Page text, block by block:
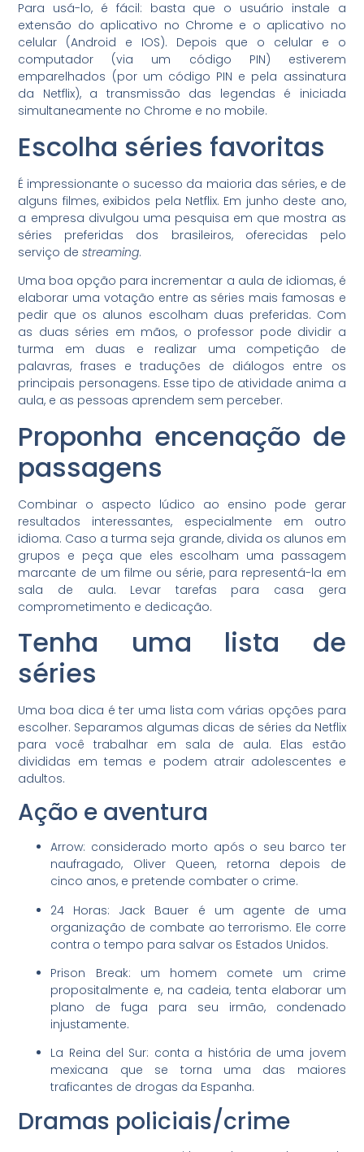
Para usá-lo, é fácil: basta que o usuário instale a
extensão do aplicativo no Chrome e o aplicativo no
celular (Android e IOS). Depois que o celular e o
computador (via um código PIN) estiverem
emparelhados (por um código PIN e pela assinatura
da Netflix), a transmissão das legendas é iniciada
simultaneamente no Chrome e no mobile.
Escolha séries favoritas
É impressionante o sucesso da maioria das séries, e de
alguns filmes, exibidos pela Netflix. Em junho deste ano,
a empresa divulgou uma pesquisa em que mostra as
séries preferidas dos brasileiros, oferecidas pelo
serviço destreaming.
Uma boa opção para incrementar a aula de idiomas, é
elaborar uma votação entre as séries mais famosas e
pedir que os alunos escolham duas preferidas. Com
as duas séries em mãos, o professor pode dividir a
turma em duas e realizar uma competição de
palavras, frases e traduções de diálogos entre os
principais personagens. Esse tipo de atividade anima a
aula, e as pessoas aprendem sem perceber.
Proponha encenação de
passagens
Combinar o aspecto lúdico ao ensino pode gerar
resultados interessantes, especialmente em outro
idioma. Caso a turma seja grande, divida os alunos em
grupos e peça que eles escolham uma passagem
marcante de um filme ou série, para representá-la em
sala de aula. Levar tarefas para casa gera
comprometimento e dedicação.
Tenha uma lista de
séries
Uma boa dica é ter uma lista com várias opções para
escolher. Separamos algumas dicas de séries da Netflix
para você trabalhar em sala de aula. Elas estão
divididas em temas e podem atrair adolescentes e
adultos.
Ação e aventura
Arrow: considerado morto após o seu barco ter
naufragado, Oliver Queen, retorna depois de
cinco anos, e pretende combater o crime.
24 Horas: Jack Bauer é um agente de uma
organização de combate ao terrorismo. Ele corre
contra o tempo para salvar os Estados Unidos.
Prison Break: um homem comete um crime
propositalmente e, na cadeia, tenta elaborar um
plano de fuga para seu irmão, condenado
injustamente.
La Reina del Sur: conta a história de uma jovem
mexicana que se torna uma das maiores
traficantes de drogas da Espanha.
Dramas policiais/crime